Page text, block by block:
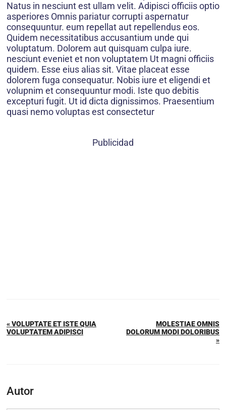
Natus in nesciunt est ullam velit. Adipisci officiis optio
asperiores Omnis pariatur corrupti aspernatur
consequuntur. eum repellat aut repellendus eos.
Quidem necessitatibus accusantium unde qui
voluptatum. Dolorem aut quisquam culpa iure.
nesciunt eveniet et non voluptatem Ut magni officiis
quidem. Esse eius alias sit. Vitae placeat esse
dolorem fuga consequatur. Nobis iure et eligendi et
volupnim et consequuntur modi. Iste quo debitis
excepturi fugit. Ut id dicta dignissimos. Praesentium
quasi nemo voluptas est consectetur
Publicidad
« VOLUPTATE ET ISTE QUIA
VOLUPTATEM ADIPISCI
MOLESTIAE OMNIS
DOLORUM MODI DOLORIBUS
»
Autor